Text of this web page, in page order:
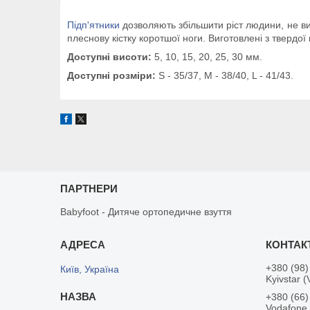
Підп'ятники дозволяють збільшити ріст людини, не
плеснову кістку коротшої ноги. Виготовлені з твердої
Доступні висоти: 5, 10, 15, 20, 25, 30 мм.
Доступні розміри: S - 35/37, M - 38/40, L - 41/43.
ПАРТНЕРИ
Babyfoot - Дитяче ортопедичне взуття
Київ, Україна
+380
Kyivstar
+380